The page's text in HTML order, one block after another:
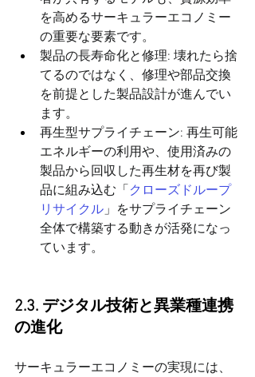
を高めるサーキュラーエコノミー
の重要な要素です。
製品の長寿命化と修理: 壊れたら捨
てるのではなく、修理や部品交換
を前提とした製品設計が進んでい
ます。
再生型サプライチェーン: 再生可能
エネルギーの利用や、使用済みの
製品から回収した再生材を再び製
品に組み込む「 クローズドループ
リサイクル」をサプライチェーン
全体で構築する動きが活発になっ
ています。
2.3. デジタル技術と異業種連携
の進化
サーキュラーエコノミーの実現には、